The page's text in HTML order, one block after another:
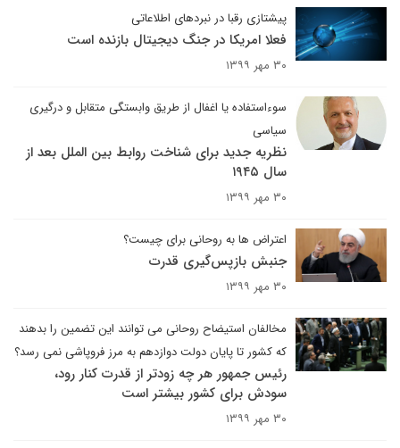
پیشتازی رقبا در نبردهای اطلاعاتی
فعلا امریکا در جنگ دیجیتال بازنده است
۳۰ مهر ۱۳۹۹
سوءاستفاده یا اغفال از طریق وابستگی متقابل و درگیری
سیاسی
نظریه جدید برای شناخت روابط بین الملل بعد از
سال ۱۹۴۵
۳۰ مهر ۱۳۹۹
اعتراض ها به روحانی برای چیست؟
جنبش بازپس‌گیری قدرت
۳۰ مهر ۱۳۹۹
مخالفان استیضاح روحانی می توانند این تضمین را بدهند
که کشور تا پایان دولت دوازدهم به مرز فروپاشی نمی رسد؟
رئیس جمهور هر چه زودتر از قدرت کنار رود،
سودش برای کشور بیشتر است
۳۰ مهر ۱۳۹۹